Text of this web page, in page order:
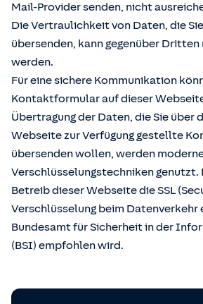
Mail-Provider senden, nicht
Die Vertraulichkeit von Daten, die
übersenden, kann gegenüber
werden.
Für eine sichere Kommunikation
Kontaktformular auf dieser
Übertragung der Daten, die Sie über
Webseite zur Verfügung gestellte
übersenden wollen, werden
Verschlüsselungstechniken genutzt.
Betreib dieser Webseite die SSL
Verschlüsselung beim Datenverkehr
Bundesamt für Sicherheit in der
(BSI) empfohlen wird.